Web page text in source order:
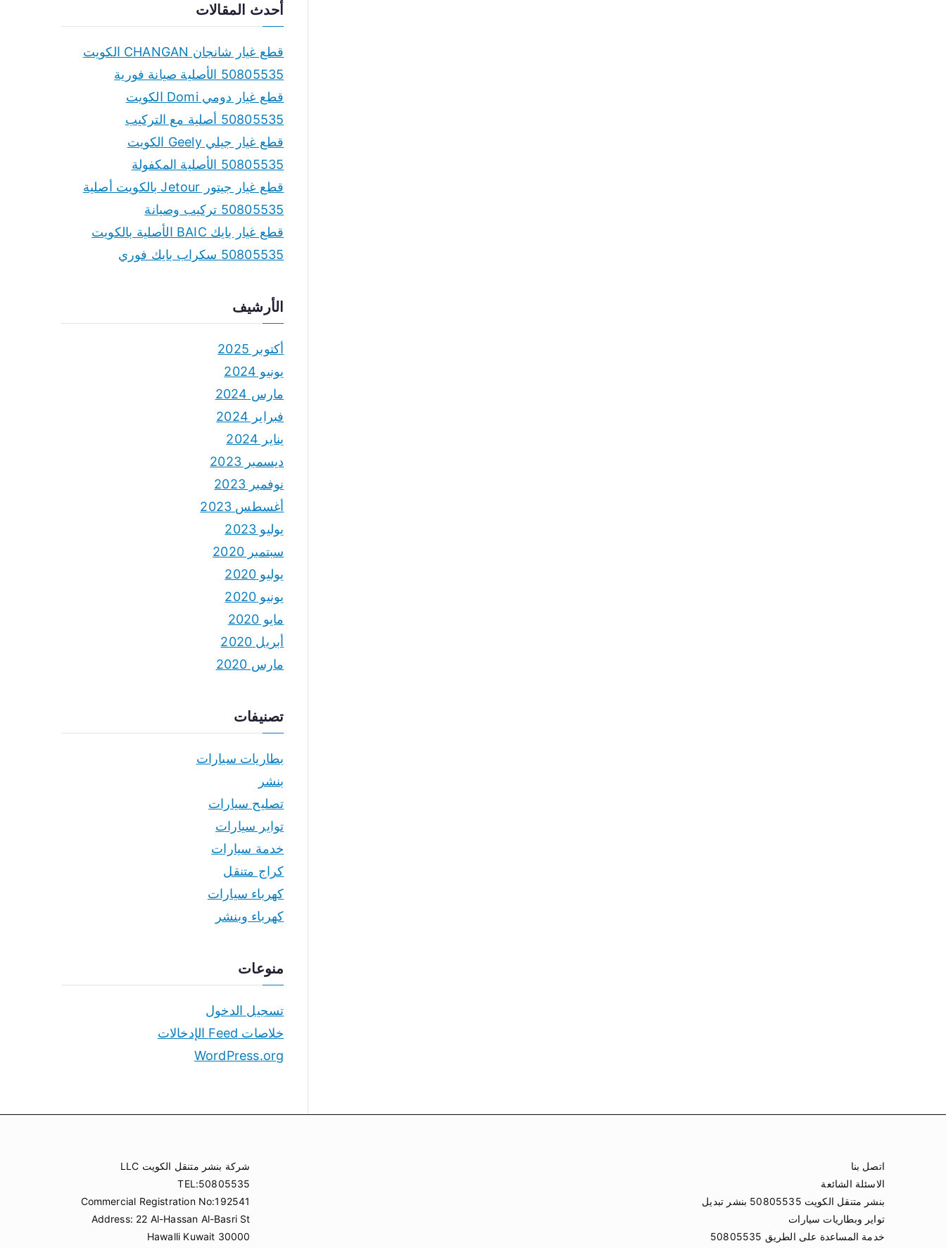
r
أحدث المقالات
قطع غيار شانجان CHANGAN الكويت
50805535 الأصلية صيانة فورية
قطع غيار دومي Domi الكويت
50805535 أصلية مع التركيب
قطع غيار جيلي Geely الكويت
50805535 الأصلية المكفولة
قطع غيار جيتور Jetour بالكويت أصلية
50805535 تركيب وصيانة
قطع غيار بايك BAIC الأصلية بالكويت
50805535 سكراب بايك فوري
الأرشيف
أكتوبر 2025
يونيو 2024
مارس 2024
فبراير 2024
يناير 2024
ديسمبر 2023
نوفمبر 2023
أغسطس 2023
يوليو 2023
سبتمبر 2020
يوليو 2020
يونيو 2020
مايو 2020
أبريل 2020
مارس 2020
تصنيفات
بطاريات سيارات
بنشر
تصليح سيارات
تواير سيارات
خدمة سيارات
كراج متنقل
كهرباء سيارات
كهرباء وبنشر
منوعات
تسجيل الدخول
خلاصات Feed الإدخالات
WordPress.org
اتصل بنا
الاسئلة الشائعة
بنشر متنقل الكويت 50805535 بنشر تبديل
تواير وبطاريات سيارات
خدمة المساعدة على الطريق 50805535
شركة بنشر متنقل الكويت LLC
TEL:50805535
Commercial Registration No:192541
Address: 22 Al-Hassan Al-Basri St
Hawalli Kuwait 30000